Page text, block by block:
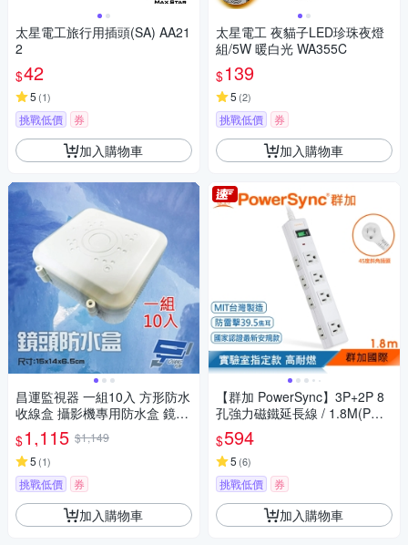
太星電工旅行用插頭(SA) AA21
2
$42
5 (1)
挑戰低價 券
加入購物車
昌運監視器 一組10入 方形防水
收線盒 攝影機專用防水盒 鏡頭
收線盒 戶外防水盒 監控電源收
線盒 方形防水盒
$1,115 $1,149
5 (1)
挑戰低價 券
加入購物車
太星電工 夜貓子LED珍珠夜燈
組/5W 暖白光 WA355C
$139
5 (2)
挑戰低價 券
加入購物車
【群加 PowerSync】3P+2P 8
孔強力磁鐵延長線 / 1.8M(PWS
-EAMS1818)
$594
5 (6)
挑戰低價 券
加入購物車